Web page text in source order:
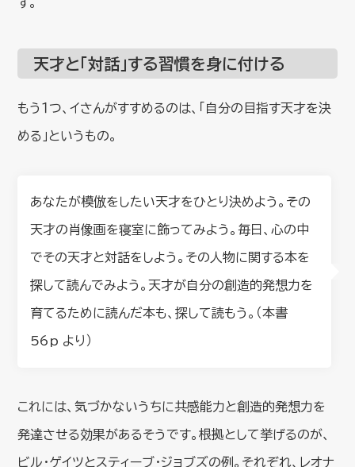
天才と「対話」する習慣を身に付ける
もう１つ、イさんがすすめるのは、「自分の目指す天才を決
める」というもの。
あなたが模倣をしたい天才をひとり決めよう。その
天才の肖像画を寝室に飾ってみよう。毎日、心の中
でその天才と対話をしよう。その人物に関する本を
探して読んでみよう。天才が自分の創造的発想力を
育てるために読んだ本も、探して読もう。（本書
56p より）
これには、気づかないうちに共感能力と創造的発想力を
発達させる効果があるそうです。根拠として挙げるのが、
ビル・ゲイツとスティーブ・ジョブズの例。それぞれ、レオナ